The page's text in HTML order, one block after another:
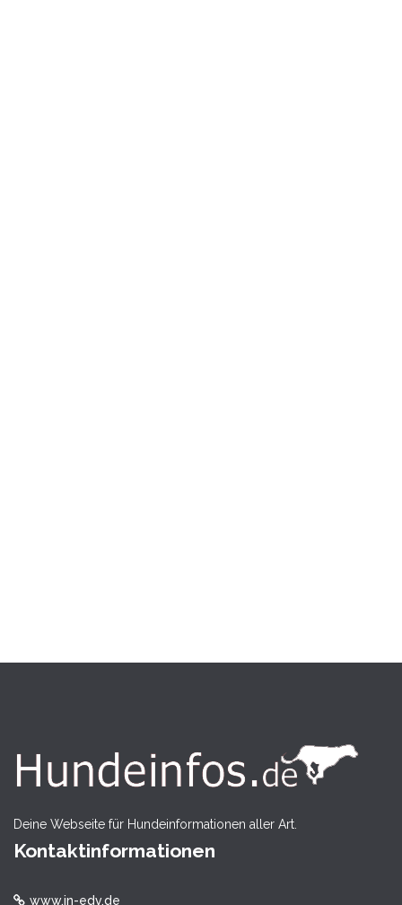
Deine Webseite für Hundeinformationen aller Art.
Kontaktinformationen
www.in-edv.de